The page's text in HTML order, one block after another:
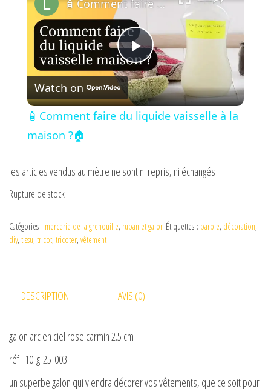
P
l
y
🧴 Comment faire du liquide vaisselle à la maison ?🏠
Watch on
🧴 Comment faire du liquide vaisselle à la
maison ?🏠
les articles vendus au mètre ne sont ni repris, ni échangés
Rupture de stock
Catégories : mercerie de la grenouille, ruban et galon Étiquettes : barbie, décoration,
diy, tissu, tricot, tricoter, vêtement
DESCRIPTION AVIS (0)
galon arc en ciel rose carmin 2.5 cm
réf : 10-g-25-003
un superbe galon qui viendra décorer vos vêtements, que ce soit pour